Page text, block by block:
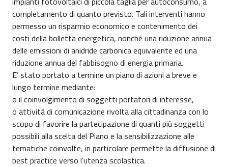
completamento di quanto previsto. Tali interventi hanno
permesso un risparmio economico e contenimento dei
costi della bolletta energetica, nonché una riduzione annua
delle emissioni di anidride carbonica equivalente ed una
riduzione annua del fabbisogno di energia primaria.
E’ stato portato a termine un piano di azioni a breve e
lungo termine mediante:
o il coinvolgimento di soggetti portatori di interesse,
o attività di comunicazione rivolta alla cittadinanza con lo
scopo di favorire la partecipazione di quanti più soggetti
possibili alla scelta del Piano e la sensibilizzazione alle
tematiche coinvolte, in particolare permette la diffusione di
best practice verso l’utenza scolastica.